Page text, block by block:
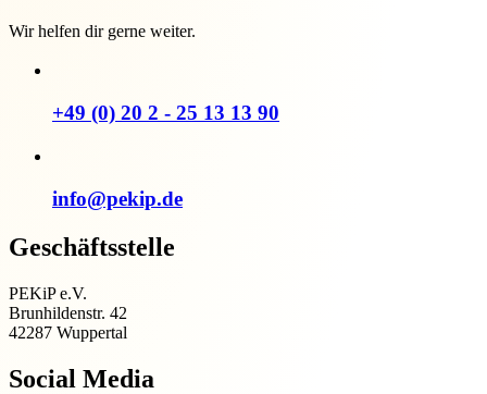
Wir helfen dir gerne weiter.
+49 (0) 20 2 - 25 13 13 90
info@pekip.de
Geschäftsstelle
PEKiP e.V.
Brunhildenstr. 42
42287 Wuppertal
Social Media